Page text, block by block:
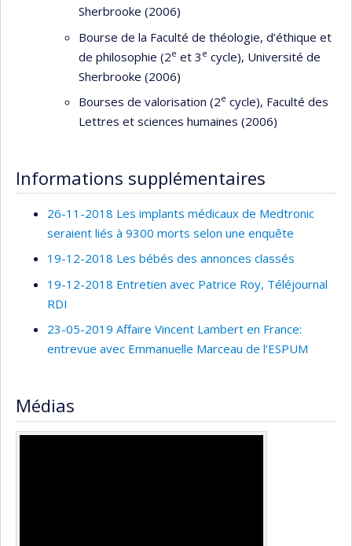
Sherbrooke (2006)
Bourse de la Faculté de théologie, d’éthique et
de philosophie (2e et 3 e cycle), Université de
Sherbrooke (2006)
Bourses de valorisation (2e cycle), Faculté des
Lettres et sciences humaines (2006)
Informations supplémentaires
26-11-2018 Les implants médicaux de Medtronic
seraient liés à 9300 morts selon une enquête
19-12-2018 Les bébés des annonces classés
19-12-2018 Entretien avec Patrice Roy, Téléjournal
RDI
23-05-2019 Affaire Vincent Lambert en France:
entrevue avec Emmanuelle Marceau de l'ESPUM
Médias